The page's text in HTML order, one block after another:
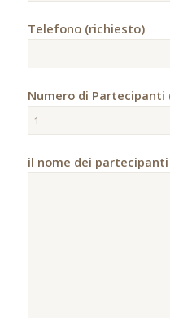
Telefono (richiesto)
Numero di Partecipanti
il nome dei